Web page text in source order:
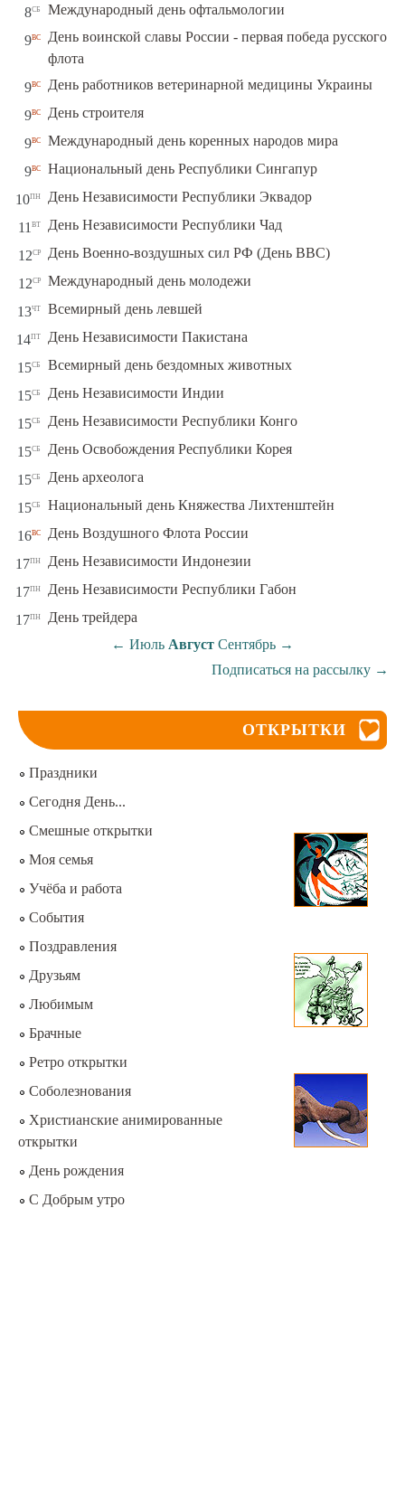
8сб Международный день офтальмологии
9вс
День воинской славы России - первая победа русского
флота
9вс День работников ветеринарной медицины Украины
9вс День строителя
9вс Международный день коренных народов мира
9вс Национальный день Республики Сингапур
10пн День Независимости Республики Эквадор
11 вт День Независимости Республики Чад
12ср День Военно-воздушных сил РФ (День ВВС)
12ср Международный день молодежи
13чт Всемирный день левшей
14пт День Независимости Пакистана
15сб Всемирный день бездомных животных
15сб День Независимости Индии
15сб День Независимости Республики Конго
15сб День Освобождения Республики Корея
15сб День археолога
15сб Национальный день Княжества Лихтенштейн
16вс День Воздушного Флота России
17пн День Независимости Индонезии
17пн День Независимости Республики Габон
17пн
День трейдера
← Июль Август Сентябрь →
Подписаться на рассылку →
ОТКРЫТКИ
Праздники
Сегодня День...
Смешные открытки
Моя семья
Учёба и работа
События
Поздравления
Друзьям
Любимым
Брачные
Ретро открытки
Соболезнования
Христианские анимированные
открытки
День рождения
С Добрым утро